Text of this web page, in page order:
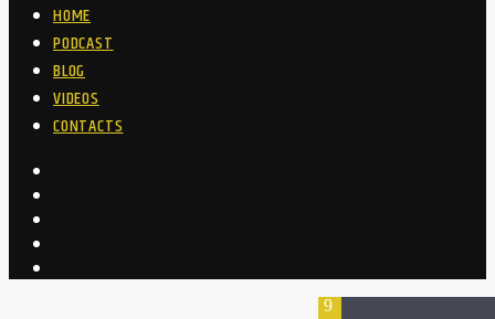
HOME
PODCAST
BLOG
VIDEOS
CONTACTS